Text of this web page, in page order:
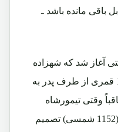
باقی مانده باشد ـ
آغاز شد که شهزاده
تیمور شاه ابدالی در سالهای 1167 قمری از طرف پدر به
وقتی تیمورشاه
جانشین پدر شد، درسال 1187 ق (1152 شمسی) تصمیم